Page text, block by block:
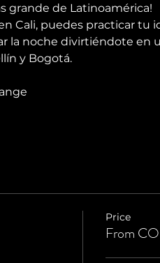
grande de Latinoamérica!
Cali, puedes practicar tu
la noche divirtiéndote en
y Bogotá.
Price
From